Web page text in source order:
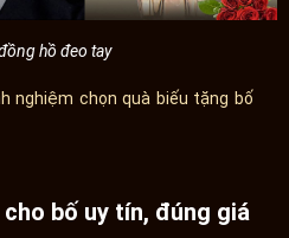
hồ đeo tay
nghiệm chọn quà biếu tặng bố
bố uy tín, đúng giá